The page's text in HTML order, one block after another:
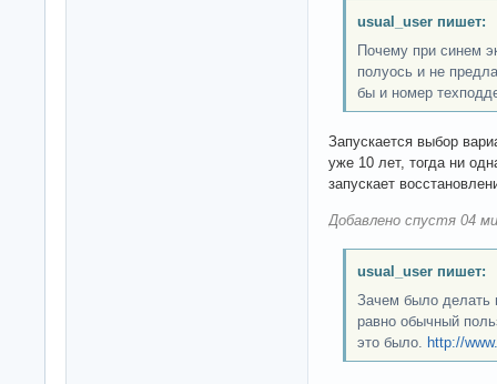
usual_user пишет:
Почему при синем
полуось и не
бы и номер
Запускается выбор
уже 10 лет, тогда ни
запускает
Добавлено спустя 04
usual_user пишет:
Зачем было делать
равно обычный
это было. http://